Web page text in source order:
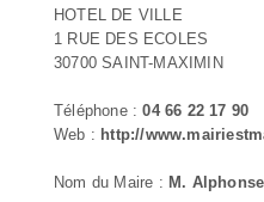
HOTEL DE VILLE
1 RUE DES ECOLES
30700 SAINT-MAXIMIN
Téléphone :04 66 22 17 90
Web : http://
Nom du Maire : M.